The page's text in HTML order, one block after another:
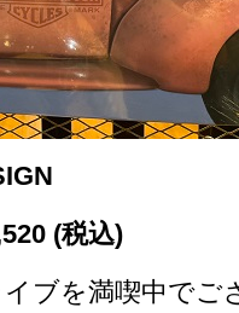
(税込)
ブを満喫中でご